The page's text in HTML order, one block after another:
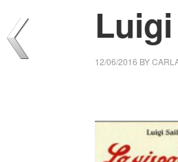
12/06/2016 BY